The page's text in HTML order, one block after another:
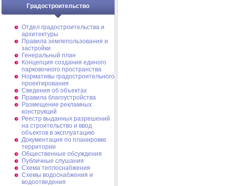
Градостроительство
Отдел градостроительства и
архитектуры
Правила землепользования и
застройки
Генеральный план
Концепция создания единого
парковочного пространства
Нормативы градостроительного
проектирования
Сведения об объектах
Правила благоустройства
Размещение рекламных
конструкций
Реестр выданных разрешений
на строительство и ввод
объектов в эксплуатацию
Документация по планировке
территории
Общественные обсуждения
Публичные слушания
Схема теплоснабжения
Схемы водоснабжения и
водоотведения